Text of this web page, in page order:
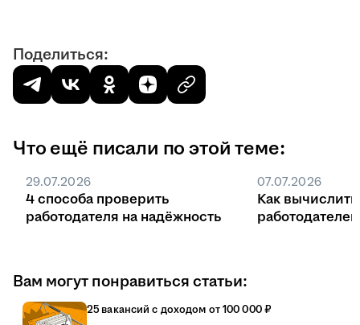
Поделиться:
Что ещё писали по этой теме:
29.07.2026
4 способа проверить
работодателя на надёжность
07.07.2026
Как вычислить
Вам могут понравиться статьи:
25 вакансий с доходом от 100 000 ₽